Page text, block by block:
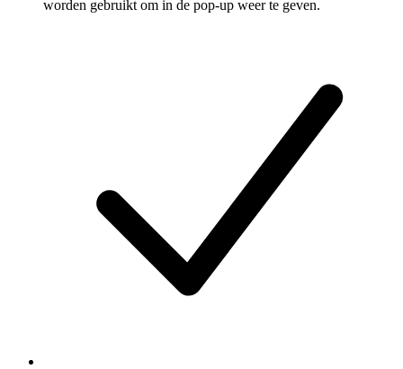
worden gebruikt om in de pop-up weer te geven.